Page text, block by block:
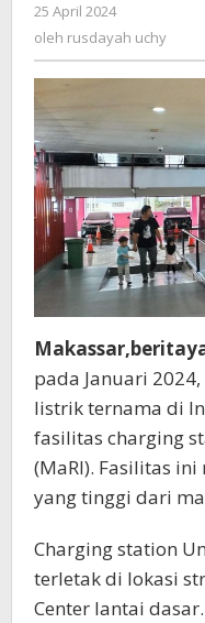
25 April 2024
rusdayah
uchy
oleh rusdayah uchy
pada Januari
listrik ternama di
fasilitas charging
(MaRI). Fasilitas
yang tinggi dari
Charging station
terletak di lokasi
Center lantai